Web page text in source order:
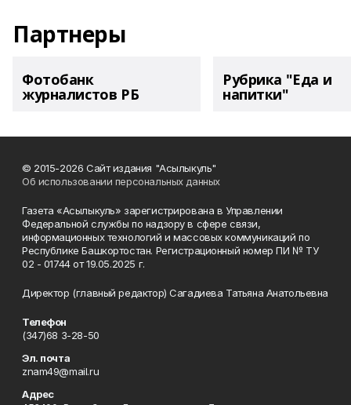
Партнеры
Фотобанк
журналистов РБ
Рубрика "Еда и
напитки"
© 2015-2026 Сайт издания "Асылыкуль"
Об использовании персональных данных
Газета «Асылыкуль» зарегистрирована в Управлении
Федеральной службы по надзору в сфере связи,
информационных технологий и массовых коммуникаций по
Республике Башкортостан. Регистрационный номер ПИ № ТУ
02 - 01744 от 19.05.2025 г.
Директор (главный редактор) Сагадиева Татьяна Анатольевна
Телефон
(347)68 3-28-50
Эл. почта
znam49@mail.ru
Адрес